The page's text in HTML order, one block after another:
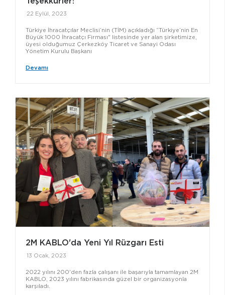
22 Eylül, 2023
Türkiye İhracatçılar Meclisi’nin (TİM) açıkladığı “Türkiye’nin En
Büyük 1000 İhracatçı Firması" listesinde yer alan şirketimize,
üyesi olduğumuz Çerkezköy Ticaret ve Sanayi Odası
Yönetim Kurulu Başkanı
Devamı
2M KABLO'da Yeni Yıl Rüzgarı Esti
13 Ocak, 2023
2022 yılını 200'den fazla çalışanı ile başarıyla tamamlayan 2M
KABLO, 2023 yılını fabrikasında güzel bir organizasyonla
karşıladı.